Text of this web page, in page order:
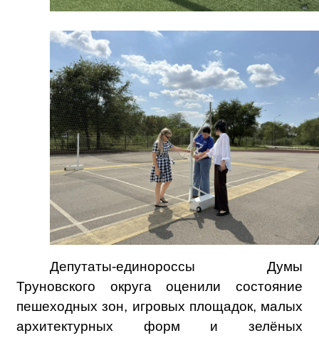
Депутаты-единороссы Думы
Труновского округа оценили состояние
пешеходных зон, игровых площадок, малых
архитектурных форм и зелёных